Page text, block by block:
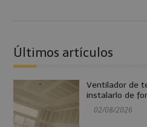
Últimos artículos
Ventilador de
instalarlo de
02/08/2026